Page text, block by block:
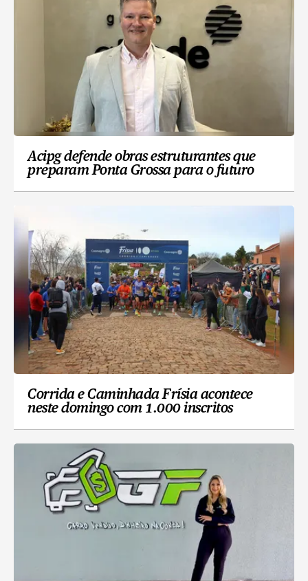
Acipg defende obras estruturantes que
preparam Ponta Grossa para o futuro
Corrida e Caminhada Frísia acontece
neste domingo com 1.000 inscritos